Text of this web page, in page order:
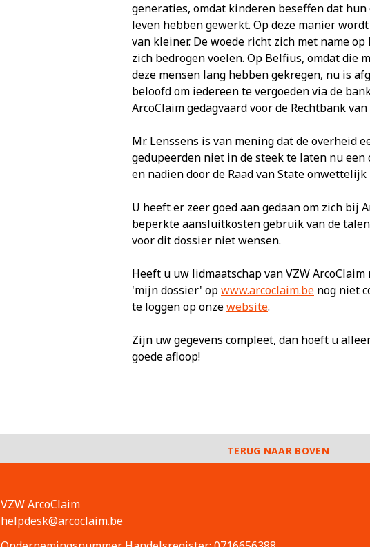
generaties, omdat kinderen beseffen dat
leven hebben gewerkt. Op deze manier
van kleiner. De woede richt zich met name
zich bedrogen voelen. Op Belfius, omdat die
deze mensen lang hebben gekregen, nu is
beloofd om iedereen te vergoeden via de
ArcoClaim gedagvaard voor de Rechtbank
Mr. Lenssens is van mening dat de overheid
gedupeerden niet in de steek te laten nu
en nadien door de Raad van State
U heeft er zeer goed aan gedaan om zich bij
beperkte aansluitkosten gebruik van de
voor dit dossier niet wensen.
Heeft u uw lidmaatschap van VZW
'mijn dossier' opwww.arcoclaim.be nog niet
te loggen op onzewebsite.
Zijn uw gegevens compleet, dan hoeft u
goede afloop!
TERUG NAAR BOVEN
VZW ArcoClaim
helpdesk@arcoclaim.be